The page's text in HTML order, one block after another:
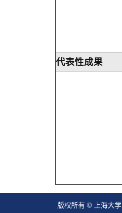
代表性成果
版权所有 ©上海大学